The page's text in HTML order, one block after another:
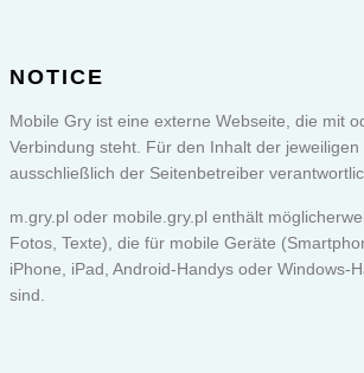
NOTICE
Mobile Gry ist eine externe Webseite, die mit
Verbindung steht. Für den Inhalt der jeweiligen
ausschließlich der Seitenbetreiber
m.gry.pl oder mobile.gry.pl enthält
Fotos, Texte), die für mobile Geräte
iPhone, iPad, Android-Handys oder Windows-
sind.